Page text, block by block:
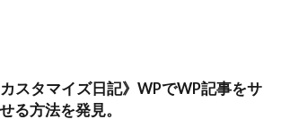
スタマイズ日記》WPでWP記事をサ
る方法を発見。